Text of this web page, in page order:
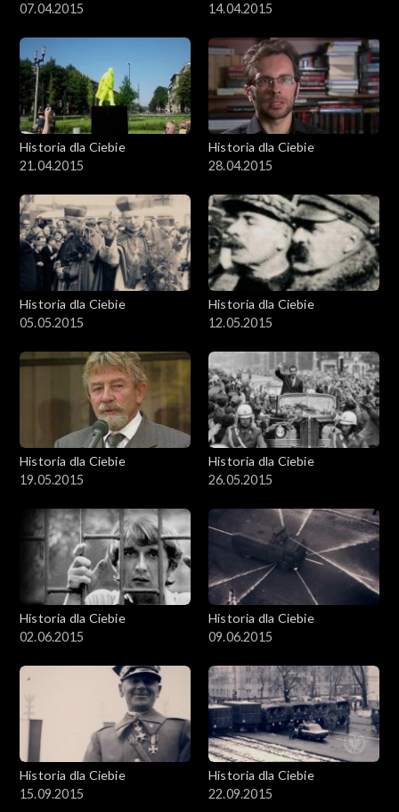
07.04.2015
14.04.2015
Historia dla Ciebie
21.04.2015
Historia dla Ciebie
28.04.2015
Historia dla Ciebie
05.05.2015
Historia dla Ciebie
12.05.2015
Historia dla Ciebie
19.05.2015
Historia dla Ciebie
26.05.2015
Historia dla Ciebie
02.06.2015
Historia dla Ciebie
09.06.2015
Historia dla Ciebie
15.09.2015
Historia dla Ciebie
22.09.2015